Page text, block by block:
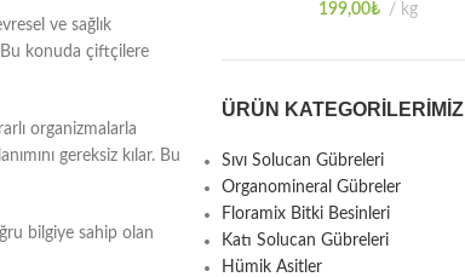
ve sağlık
konuda çiftçilere
organizmalarla
gereksiz kılar. Bu
bilgiye sahip olan
199,00₺ kg
ÜRÜN KATEGORILERIMIZ
Sıvı Solucan Gübreleri
Organomineral Gübreler
Floramix Bitki Besinleri
Katı Solucan Gübreleri
Hümik Asitler